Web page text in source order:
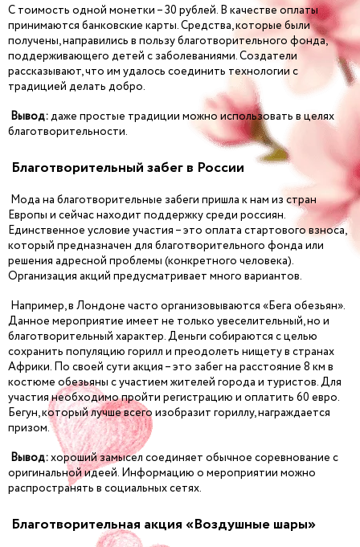
С тоимость одной монетки – 30 рублей. В качестве оплаты
принимаются банковские карты. Средства, которые были
получены, направились в пользу благотворительного фонда,
поддерживающего детей с заболеваниями. Создатели
рассказывают, что им удалось соединить технологии с
традицией делать добро.
Вывод:даже простые традиции можно использовать в целях
благотворительности.
Благотворительный забег в России
Мода на благотворительные забеги пришла к нам из стран
Европы и сейчас находит поддержку среди россиян.
Единственное условие участия – это оплата стартового взноса,
который предназначен для благотворительного фонда или
решения адресной проблемы (конкретного человека).
Организация акций предусматривает много вариантов.
Например, в Лондоне часто организовываются «Бега обезьян».
Данное мероприятие имеет не только увеселительный, но и
благотворительный характер. Деньги собираются с целью
сохранить популяцию горилл и преодолеть нищету в странах
Африки. По своей сути акция – это забег на расстояние 8 км в
костюме обезьяны с участием жителей города и туристов. Для
участия необходимо пройти регистрацию и оплатить 60 евро.
Бегун, который лучше всего изобразит гориллу, награждается
призом.
Вывод:хороший замысел соединяет обычное соревнование с
оригинальной идеей. Информацию о мероприятии можно
распространять в социальных сетях.
Благотворительная акция «Воздушные шары»